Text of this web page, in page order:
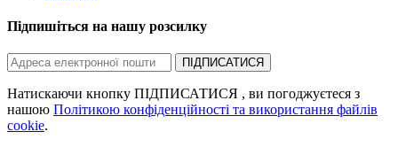
Підпишіться на нашу розсилку
ПІДПИСАТИСЯ
Натискаючи кнопку ПІДПИСАТИСЯ , ви погоджуєтеся з
нашою Політикою конфіденційності та використання файлів
cookie.